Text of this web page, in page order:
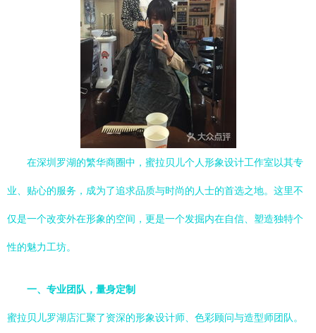
在深圳罗湖的繁华商圈中，蜜拉贝儿个人形象设计工作室以其专
业、贴心的服务，成为了追求品质与时尚的人士的首选之地。这里不
仅是一个改变外在形象的空间，更是一个发掘内在自信、塑造独特个
性的魅力工坊。
一、专业团队，量身定制
蜜拉贝儿罗湖店汇聚了资深的形象设计师、色彩顾问与造型师团队。